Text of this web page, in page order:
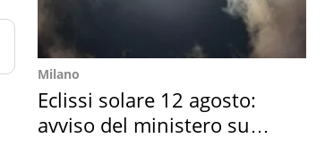
Milano
Eclissi solare 12 agosto:
avviso del ministero su